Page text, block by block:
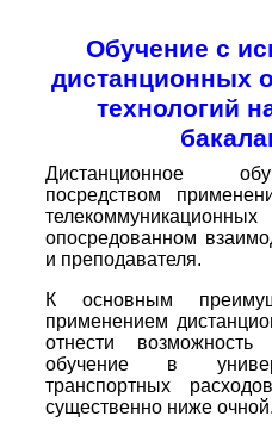
Обучение с
дистанционных
технологий
Дистанционное
посредством
опосредованном
и преподавателя.
К основным
применением
отнести
обучение в
транспортных
существенно ниже очной.